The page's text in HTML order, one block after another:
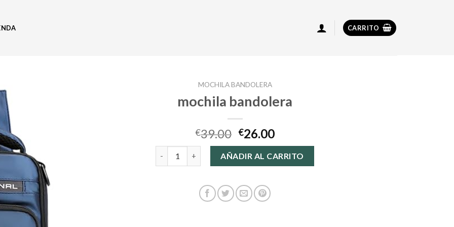
CARRITO
MOCHILA BANDOLERA
mochila bandolera
€39.00 €26.00
mochila bandolera cantidadAÑADIR AL CARRITO